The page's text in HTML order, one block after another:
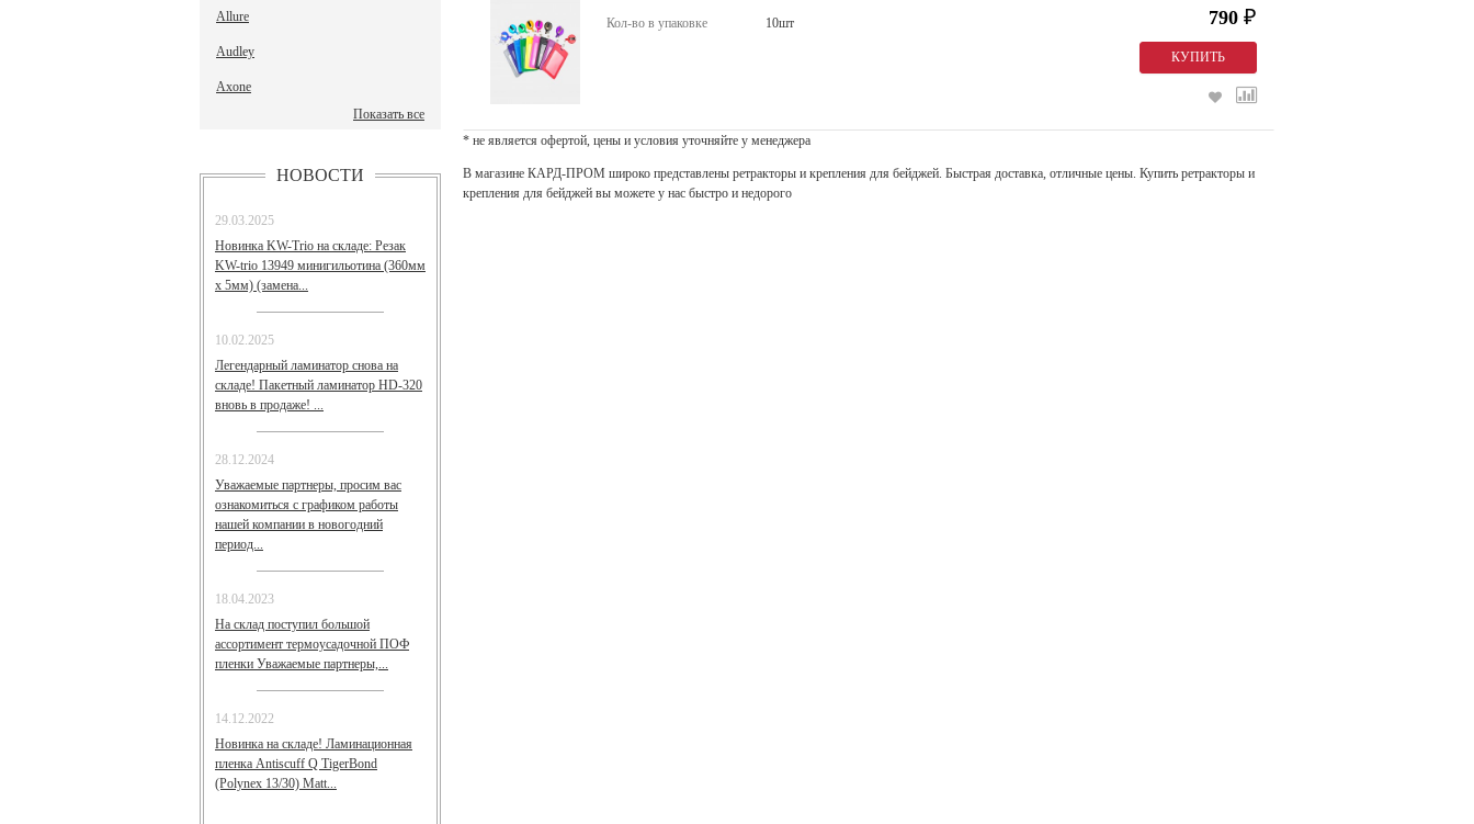
Allure
Audley
Axone
Показать все
НОВОСТИ
29.03.2025
Новинка KW-Trio на складе: Резак
KW-trio 13949 минигильотина (360мм
х 5мм) (замена...
10.02.2025
Легендарный ламинатор снова на
складе! Пакетный ламинатор HD-320
вновь в продаже! ...
28.12.2024
Уважаемые партнеры, просим вас
ознакомиться с графиком работы
нашей компании в новогодний
период...
18.04.2023
На склад поступил большой
ассортимент термоусадочной ПОФ
пленки Уважаемые партнеры,...
14.12.2022
Новинка на складе! Ламинационная
пленка Antiscuff Q TigerBond
(Polynex 13/30) Matt...
Кол-во в упаковке 10шт 790 ₽
* не является офертой, цены и условия уточняйте у менеджера
В магазине КАРД-ПРОМ широко представлены ретракторы и крепления для бейджей. Быстрая доставка, отличные цены. Купить ретракторы и
крепления для бейджей вы можете у нас быстро и недорого